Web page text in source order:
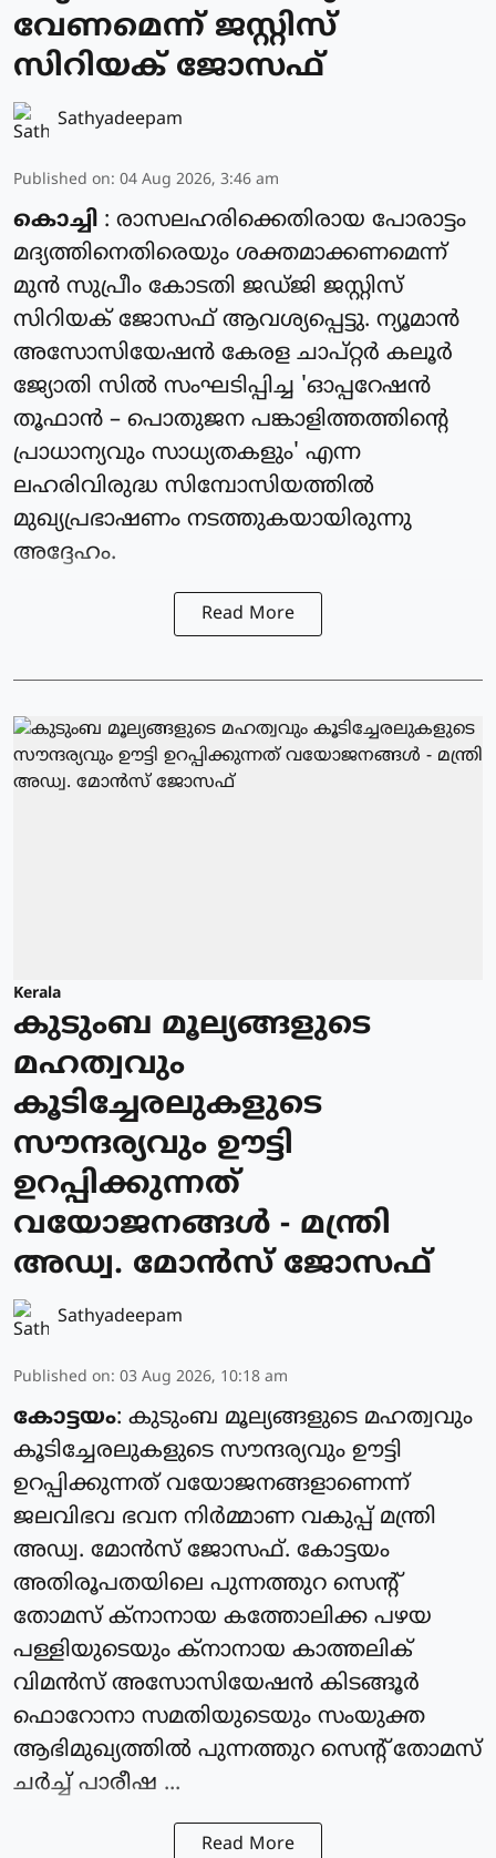
വേണമെന്ന് ജസ്റ്റിസ്
സിറിയക് ജോസഫ്
Sathyadeepam
Published on: 04 Aug 2026, 3:46 am
കൊച്ചി : രാസലഹരിക്കെതിരായ പോരാട്ടം
മദ്യത്തിനെതിരെയും ശക്തമാക്കണമെന്ന്
മുൻ സുപ്രീം കോടതി ജഡ്ജി ജസ്റ്റിസ്
സിറിയക് ജോസഫ് ആവശ്യപ്പെട്ടു. ന്യൂമാൻ
അസോസിയേഷൻ കേരള ചാപ്റ്റർ കലൂർ
ജ്യോതി സിൽ സംഘടിപ്പിച്ച 'ഓപ്പറേഷൻ
തൂഫാൻ – പൊതുജന പങ്കാളിത്തത്തിന്റെ
പ്രാധാന്യവും സാധ്യതകളും' എന്ന
ലഹരിവിരുദ്ധ സിമ്പോസിയത്തിൽ
മുഖ്യപ്രഭാഷണം നടത്തുകയായിരുന്നു
അദ്ദേഹം.
Read More
Kerala
കുടുംബ മൂല്യങ്ങളുടെ
മഹത്വവും
കൂടിച്ചേരലുകളുടെ
സൗന്ദര്യവും ഊട്ടി
ഉറപ്പിക്കുന്നത്
വയോജനങ്ങള്‍ - മന്ത്രി
അഡ്വ. മോന്‍സ് ജോസഫ്
Sathyadeepam
Published on: 03 Aug 2026, 10:18 am
കോട്ടയം: കുടുംബ മൂല്യങ്ങളുടെ മഹത്വവും
കൂടിച്ചേരലുകളുടെ സൗന്ദര്യവും ഊട്ടി
ഉറപ്പിക്കുന്നത് വയോജനങ്ങളാണെന്ന്
ജലവിഭവ ഭവന നിര്‍മ്മാണ വകുപ്പ് മന്ത്രി
അഡ്വ. മോന്‍സ് ജോസഫ്. കോട്ടയം
അതിരൂപതയിലെ പുന്നത്തുറ സെന്റ്
തോമസ് ക്‌നാനായ കത്തോലിക്ക പഴയ
പള്ളിയുടെയും ക്‌നാനായ കാത്തലിക്
വിമന്‍സ് അസോസിയേഷന്‍ കിടങ്ങൂര്‍
ഫൊറോനാ സമതിയുടെയും സംയുക്ത
ആഭിമുഖ്യത്തില്‍ പുന്നത്തുറ സെന്റ് തോമസ്
ചര്‍ച്ച് പാരീഷ ...
Read More